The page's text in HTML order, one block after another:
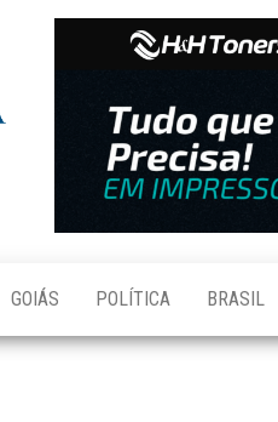
Aparecida
GOIÁS POLÍTICA BRASIL